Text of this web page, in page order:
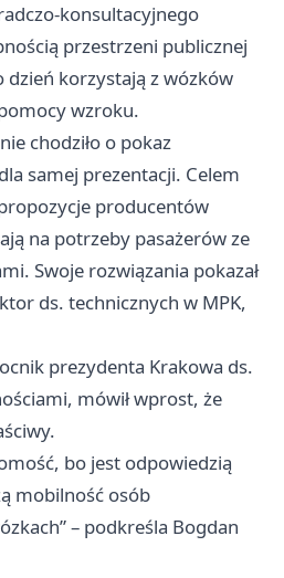
konsultacyjnego
przestrzeni publicznej
dzień korzystają z wózków
wzroku.
chodziło o pokaz
samej prezentacji. Celem
producentów
na potrzeby pasażerów ze
Swoje rozwiązania pokazał
ds. technicznych w MPK,
prezydenta Krakowa ds.
mówił wprost, że
bo jest odpowiedzią
mobilność osób
– podkreśla Bogdan